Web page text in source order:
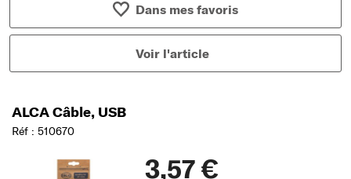
Dans mes favoris
Voir l'article
ALCA Câble, USB
Réf : 510670
3,57 €